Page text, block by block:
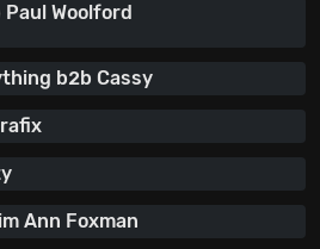
Woolford
b2b Cassy
Ann Foxman